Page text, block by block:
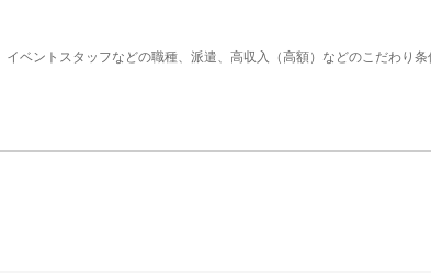
ベントスタッフなどの職種、派遣、高収入（高額）などのこだわり条